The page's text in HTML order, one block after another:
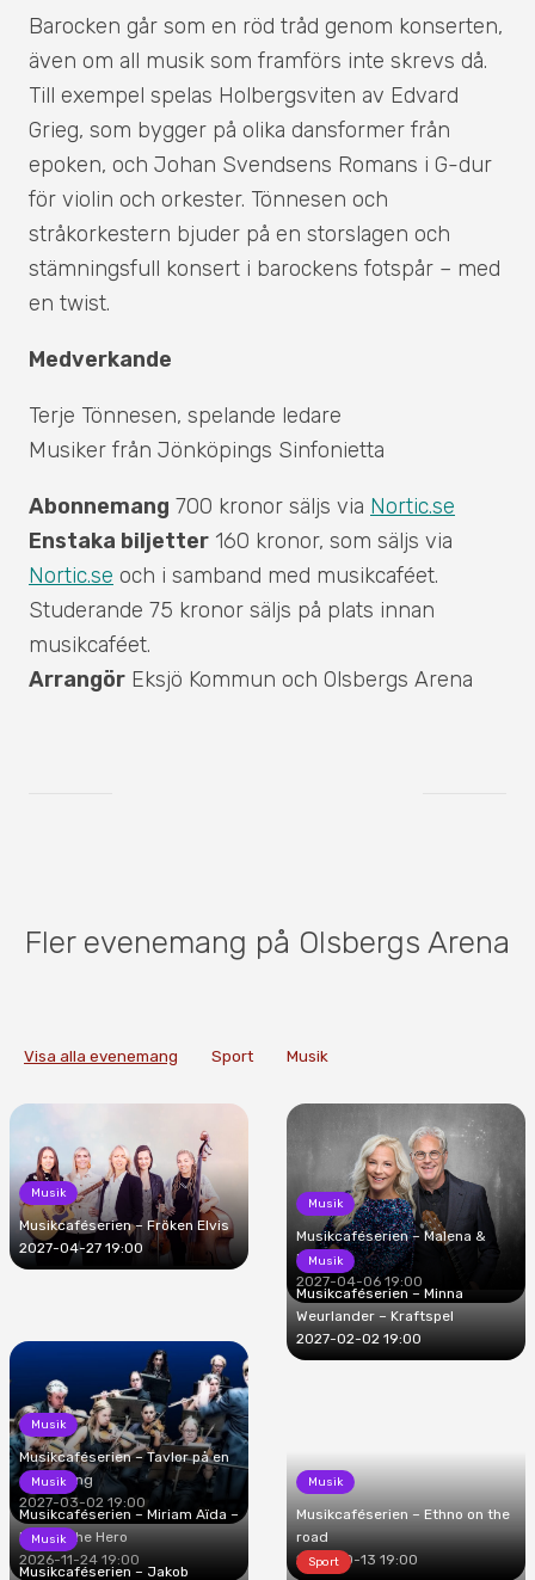
Barocken går som en röd tråd genom konserten,
även om all musik som framförs inte skrevs då.
Till exempel spelas Holbergsviten av Edvard
Grieg, som bygger på olika dansformer från
epoken, och Johan Svendsens Romans i G-dur
för violin och orkester. Tönnesen och
stråkorkestern bjuder på en storslagen och
stämningsfull konsert i barockens fotspår – med
en twist.
Medverkande
Terje Tönnesen, spelande ledare
Musiker från Jönköpings Sinfonietta
Abonnemang 700 kronor säljs via Nortic.se
Enstaka biljetter 160 kronor, som säljs via
Nortic.se och i samband med musikcaféet.
Studerande 75 kronor säljs på plats innan
musikcaféet.
Arrangör Eksjö Kommun och Olsbergs Arena
Fler evenemang på Olsbergs Arena
Visa alla evenemang Sport Musik
Musik
Musikcaféserien – Fröken Elvis
2027-04-27 19:00
Musik
Musikcaféserien – Malena &
Mats
2027-04-06 19:00
Musik
Musikcaféserien – Tavlor på en
utställning
2027-03-02 19:00
Musik
Musikcaféserien – Minna
Weurlander – Kraftspel
2027-02-02 19:00
Musik
Musikcaféserien – Miriam Aïda –
Loving the Hero
2026-11-24 19:00
Musik
Musikcaféserien – Ethno on the
road
2026-10-13 19:00
Musik
Musikcaféserien – Jakob
Sport